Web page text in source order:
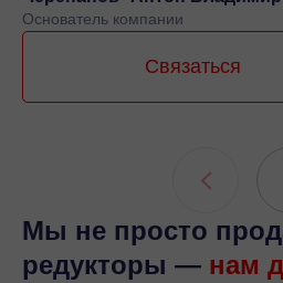
Основатель компании
Связаться
Мы не просто
редукторы — нам